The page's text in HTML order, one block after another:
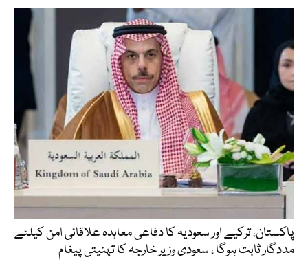
پاکستان، ترکیے اور سعودیہ کا دفاعی معاہدہ علاقائی امن کیلئے
مددگار ثابت ہوگا ، سعودی وزیر خارجہ کا تہنیتی پیغام